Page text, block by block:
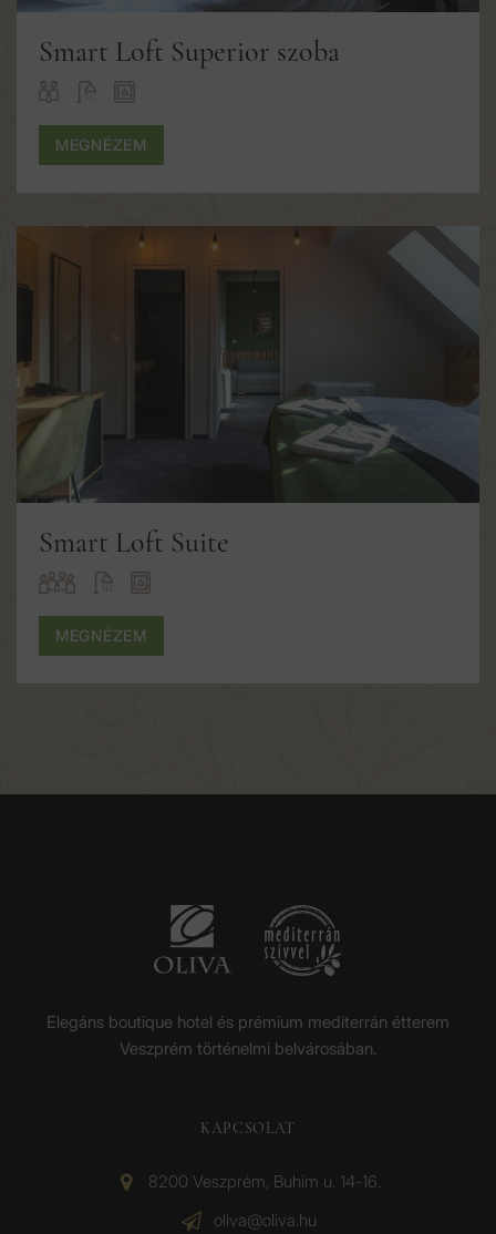
Smart Loft Superior szoba
MEGNÉZEM
Smart Loft Suite
MEGNÉZEM
Elegáns boutique hotel és prémium mediterrán étterem
Veszprém történelmi belvárosában.
KAPCSOLAT
8200 Veszprém, Buhim u. 14-16.
oliva@oliva.hu